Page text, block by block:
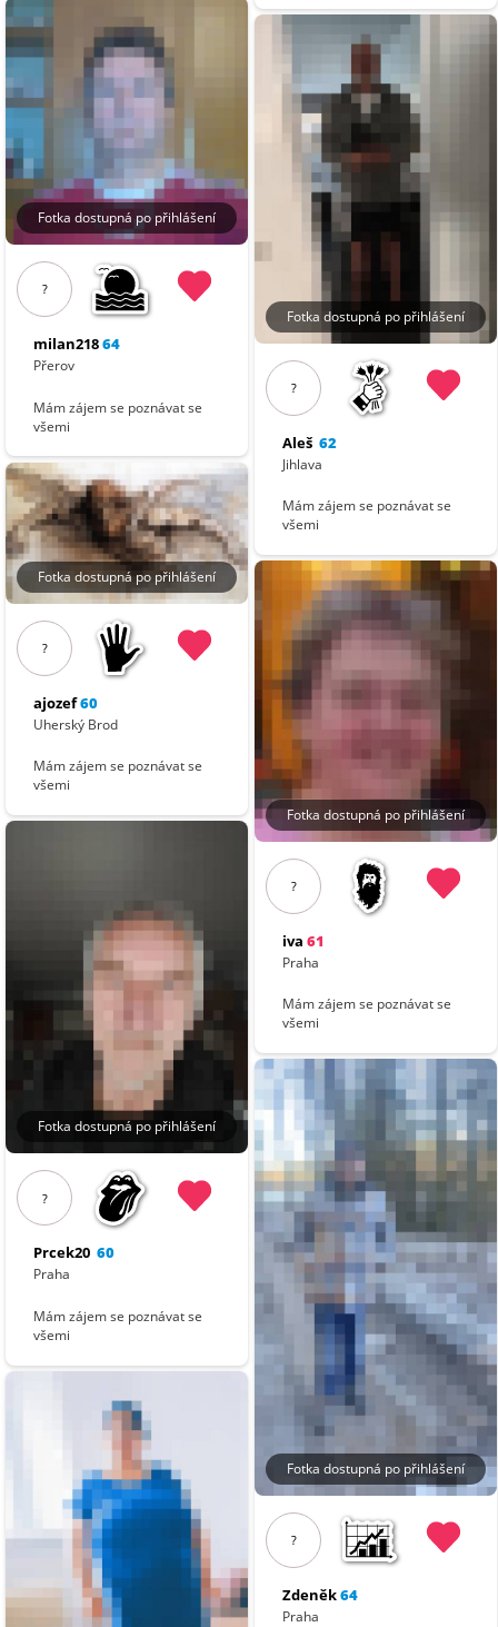
Fotka dostupná po přihlášení
?
milan21864
Přerov
Mám zájem se poznávat se
všemi
Fotka dostupná po přihlášení
?
ajozef60
Uherský Brod
Mám zájem se poznávat se
všemi
Fotka dostupná po přihlášení
?
Prcek20 60
Praha
Mám zájem se poznávat se
všemi
Fotka dostupná po přihlášení
?
Aleš 62
Jihlava
Mám zájem se poznávat se
všemi
Fotka dostupná po přihlášení
?
iva 61
Praha
Mám zájem se poznávat se
všemi
Fotka dostupná po přihlášení
?
Zdeněk64
Praha